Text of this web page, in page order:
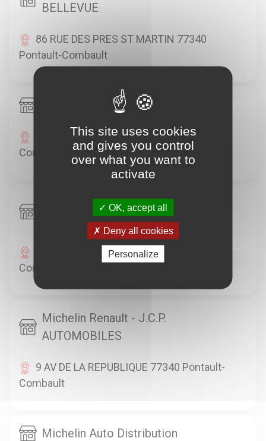
BELLEVUE
86 RUE DES PRES ST MARTIN 77340
Pontault-Combault
Michelin Point S - SODIFAS
26 RUE RAOUL DAUTRY 77340 Pontault-
Combault
Michelin Renault - GARAGE DE
PONTAULT
8 AV LUCIEN BRUNET 77340 Pontault-
Combault
Michelin Renault - J.C.P.
AUTOMOBILES
9 AV DE LA REPUBLIQUE 77340 Pontault-
Combault
Michelin Auto Distribution
This site uses cookies
and gives you control
over what you want to
activate
OK, accept all
Deny all cookies
Personalize